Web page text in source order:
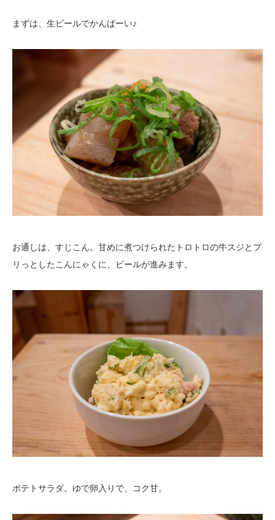
まずは、生ビールでかんぱーい♪
お通しは、すじこん。甘めに煮つけられたトロトロの牛スジとプ
リっとしたこんにゃくに、ビールが進みます。
ポテトサラダ。ゆで卵入りで、コク甘。